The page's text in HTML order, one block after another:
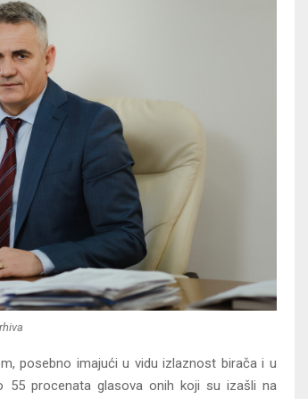
posebno imajući u vidu izlaznost birača i u
55 procenata glasova onih koji su izašli na